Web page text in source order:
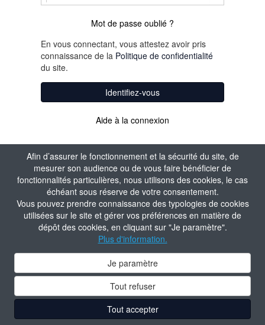
Afin d’assurer le fonctionnement et la sécurité du site, de
mesurer son audience ou de vous faire bénéficier de
fonctionnalités particulières, nous utilisons des cookies, le cas
échéant sous réserve de votre consentement.
Vous pouvez prendre connaissance des typologies de cookies
utilisées sur le site et gérer vos préférences en matière de
dépôt des cookies, en cliquant sur "Je paramètre".
Plus d'information.
Je paramètre
Tout refuser
Tout accepter
Mot de passe oublié ?
En vous connectant, vous attestez avoir pris
connaissance de la Politique de confidentialité
du site.
Identifiez-vous
Aide à la connexion